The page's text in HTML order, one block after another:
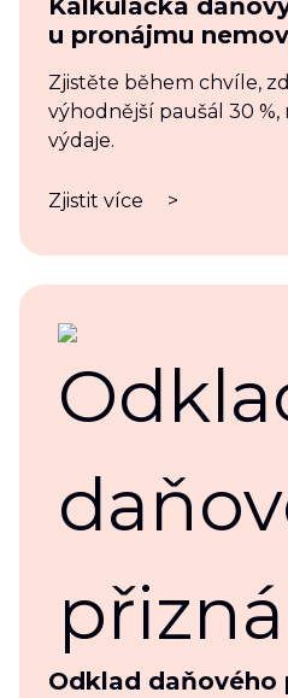
Kalkulačka
u pronájmu
Zjistěte během chvíle,
výhodnější paušál 30
výdaje.
Zjistit více >
Odklad daňového